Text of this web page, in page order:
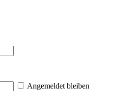
Angemeldet bleiben